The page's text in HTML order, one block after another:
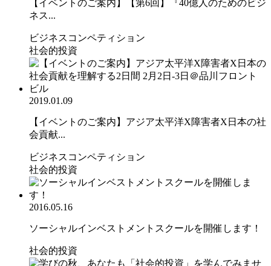
【イベントのご案内】【第6回】『40億人のためのビジ
ネス...
ビジネスコンペティション
社会的投資
2019.01.09
【イベントのご案内】アジア太平洋X障害者X日本の社
会貢献...
ビジネスコンペティション
社会的投資
2016.05.16
ソーシャルインベストメントスクールを開催します！
社会的投資